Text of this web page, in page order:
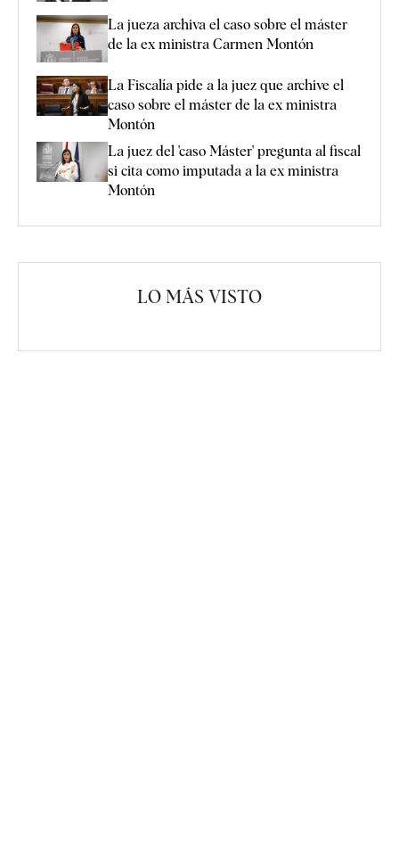
La jueza archiva el caso sobre el máster
de la ex ministra Carmen Montón
La Fiscalía pide a la juez que archive el
caso sobre el máster de la ex ministra
Montón
La juez del 'caso Máster' pregunta al fiscal
si cita como imputada a la ex ministra
Montón
LO MÁS VISTO